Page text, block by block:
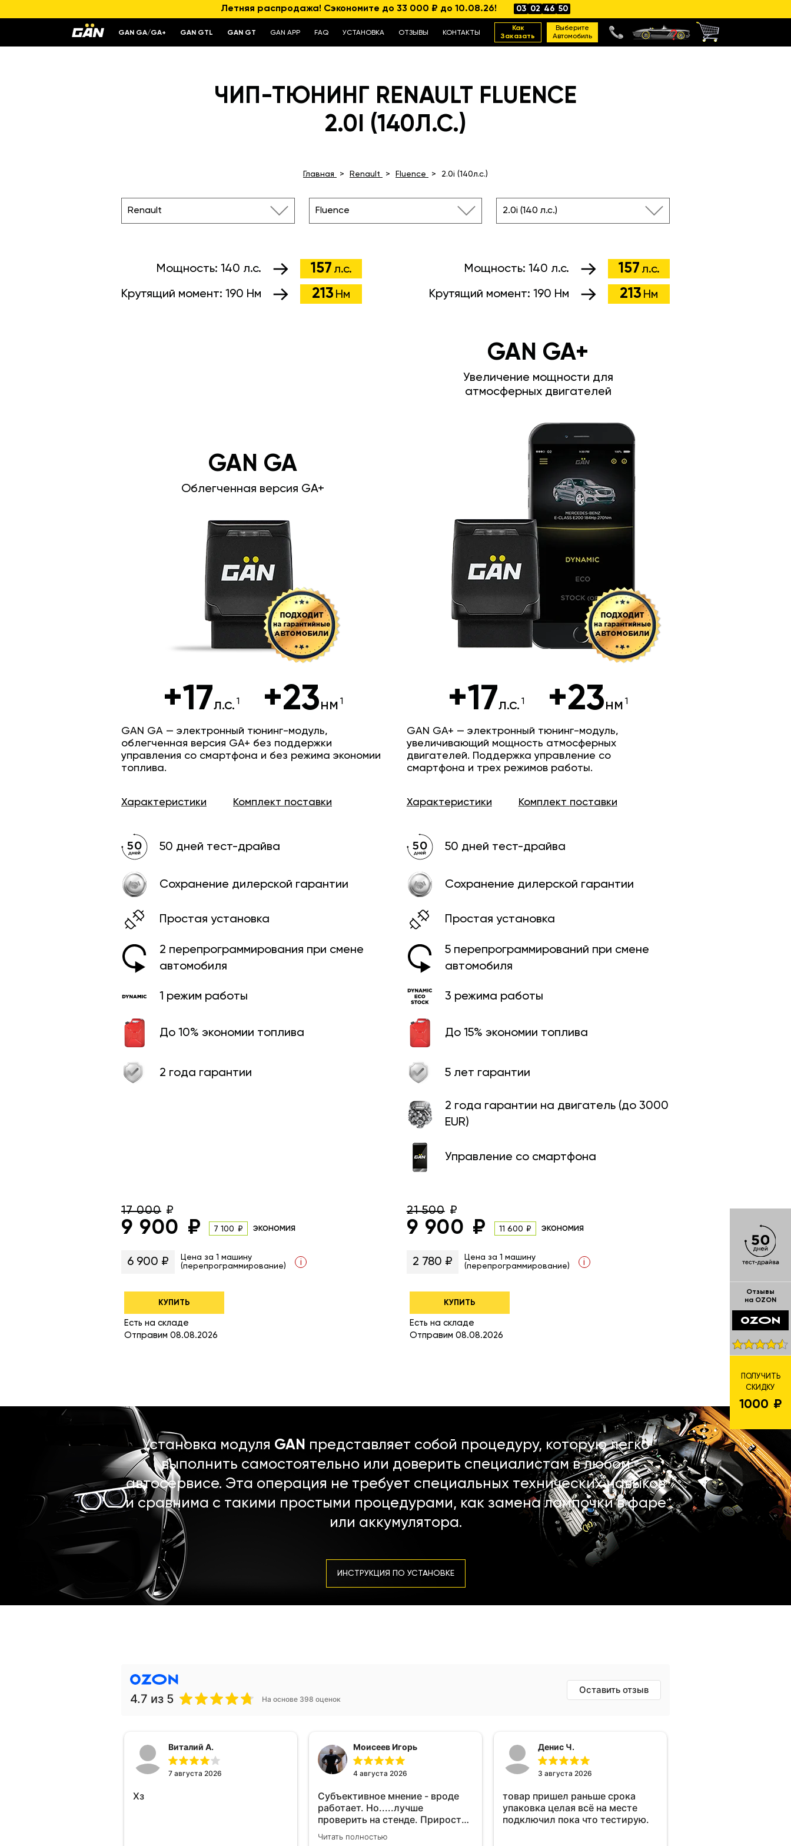
Летняя распродажа! Сэкономите до 33 000 ₽ до 10.08.26! 03 02 46 50
GAN GA/GA+ GAN GTL GAN GT GAN APP FAQ УСТАНОВКА ОТЗЫВЫ КОНТАКТЫ
Как
Заказать
Выберите
Автомобиль
ЧИП-ТЮНИНГ RENAULT FLUENCE
2.0I (140Л.С.)
Главная Renault Fluence 2.0i (140л.с.)
Renault Fluence 2.0i (140 л.с.)
Мощность: 140 л.с. 157 л.с.
Крутящий момент: 190 Нм 213 Нм
Мощность: 140 л.с. 157 л.с.
Крутящий момент: 190 Нм 213 Нм
GAN GA+
Увеличение мощности для
атмосферных двигателей
+17л.с. +23нм
GAN GA+ — электронный тюнинг-модуль,
увеличивающий мощность атмосферных
двигателей. Поддержка управление со
смартфона и трех режимов работы.
Характеристики Комплект поставки
50 дней тест-драйва
Сохранение дилерской гарантии
Простая установка
5 перепрограмми­рований при смене
автомобиля
3 режима работы
До 15% экономии топлива
5 лет гарантии
2 года гарантии на двигатель (до 3000
EUR)
Управление со смартфона
21 500
9 900 11 600 экономия
2 780 ₽
Цена за 1 машину
(перепрограммирование)
i
КУПИТЬ
Есть на складе
Отправим 08.08.2026
GAN GA
Облегченная версия GA+
+17л.с. +23нм
GAN GA — электронный тюнинг-модуль,
облегченная версия GA+ без поддержки
управления со смартфона и без режима экономии
топлива.
Характеристики Комплект поставки
50 дней тест-драйва
Сохранение дилерской гарантии
Простая установка
2 перепрограмми­рования при смене
автомобиля
1 режим работы
До 10% экономии топлива
2 года гарантии
17 000
9 900 7 100 экономия
6 900 ₽
Цена за 1 машину
(перепрограммирование)
i
КУПИТЬ
Есть на складе
Отправим 08.08.2026
Установка модуля GAN представляет собой процедуру, которую легко
выполнить самостоятельно или доверить специалистам в любом
автосервисе. Эта операция не требует специальных технических навыков
и сравнима с такими простыми процедурами, как замена лампочки в фаре
или аккумулятора.
ИНСТРУКЦИЯ ПО УСТАНОВКЕ
4.7 из 5 На основе 398 оценок
Оставить отзыв
Виталий А.
7 августа 2026
Хз
Моисеев Игорь
4 августа 2026
Субъективное мнение - вроде
работает. Но.....лучше
проверить на стенде. Прирост
10-12% "на глаз" уловить очень
сложно. Покатаюсь, потом
Читать полностью
Денис Ч.
3 августа 2026
товар пришел раньше срока
упаковка целая всё на месте
подключил пока что тестирую.
Отзывы
на OZON
ПОЛУЧИТЬ
СКИДКУ
1000